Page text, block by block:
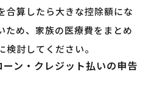
合算したら大きな控除額にな
ため、家族の医療費をまとめ
討してください。
ン・クレジット払いの申告